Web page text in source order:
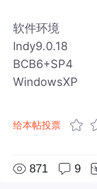
软件环境
Indy9.0.18
BCB6+SP4
WindowsXP
给本帖投票
871 9